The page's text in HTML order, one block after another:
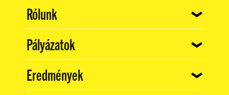
Rólunk
Pályázatok
Eredmények